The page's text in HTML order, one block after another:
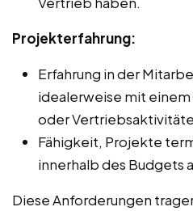
Projekterfahrung:
Erfahrung in der
idealerweise mit
oder
Fähigkeit, Projekte
innerhalb des Budgets
Diese Anforderungen